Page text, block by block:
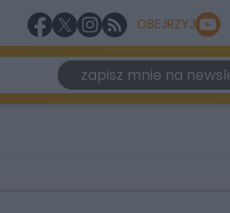
OBEJRZYJ
zapisz mnie na